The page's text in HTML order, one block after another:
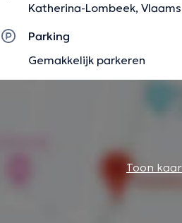
Katherina-Lombeek,
Parking
Gemakkelijk parkeren
Toon